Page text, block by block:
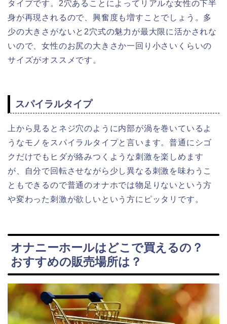
タイプです。2穴あることによってリアルな女性の下半
身が再現されるので、興奮度も増すことでしょう。多
少の大きさがないと2穴式の魅力が最大限に活かされな
いので、女性のお尻の大きさか一回り小さいくらいの
サイズがオススメです。
スパイラルタイプ
上から見るとネジ穴のように内部が渦を巻いているよ
うなモノをスパイラルタイプと言います。普通にシゴ
クだけでもヒダが絡みつくような刺激を楽しめます
が、自分で回転させながら少し異なる刺激を味わうこ
ともできるので普通のオナホでは物足りないという方
や変わった刺激が欲しいという方にピッタリです。
オナニーホールはどこで買えるの？
おすすめの販売場所は？